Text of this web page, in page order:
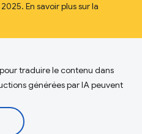
En savoir plus sur la
traduire le contenu dans
générées par IA peuvent